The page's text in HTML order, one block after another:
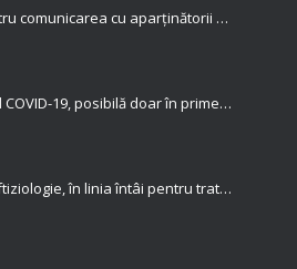
Telefoane utile pentru comunicarea cu aparținătorii pacienților internați în spitalul nostru
Evaluarea în Centrul COVID-19, posibilă doar în primele 5 zile de la pozitivare
Spitalul de Pneumoftiziologie, în linia întâi pentru tratarea pacienților cu Covid